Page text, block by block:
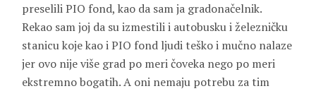
preselili PIO fond, kao da sam ja gradonačelnik.
Rekao sam joj da su izmestili i autobusku i železničku
stanicu koje kao i PIO fond ljudi teško i mučno nalaze
jer ovo nije više grad po meri čoveka nego po meri
ekstremno bogatih. A oni nemaju potrebu za tim